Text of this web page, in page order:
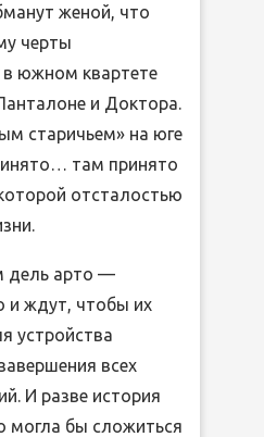
женой, что
черты
в южном квартете
и Доктора.
старичьем» на юге
там принято
отсталостью
дель арто —
и ждут, чтобы их
устройства
всех
И разве история
могла бы сложиться